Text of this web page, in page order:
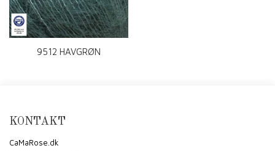
9512 HAVGRØN
KONTAKT
CaMaRose.dk